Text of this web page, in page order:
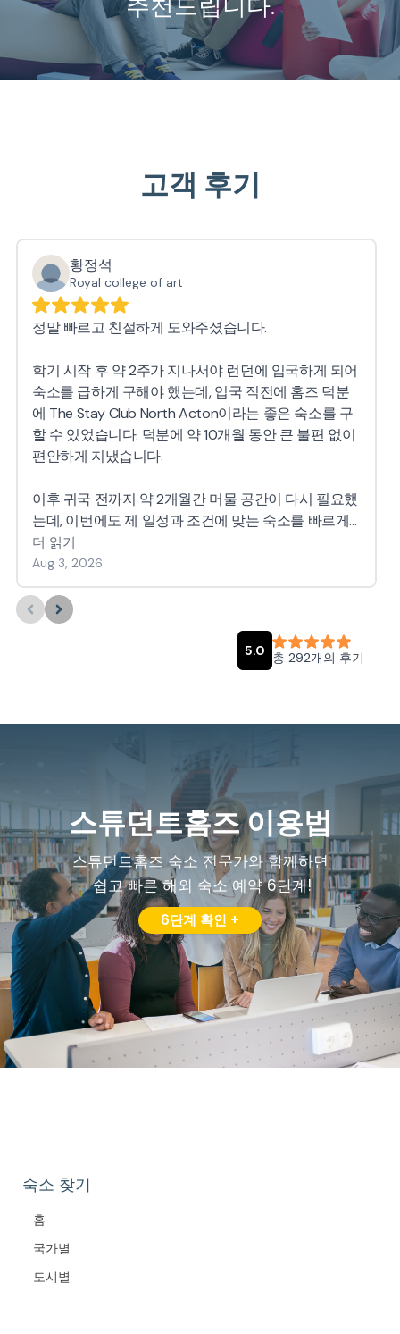
고객 후기
스튜던트홈즈 이용법
스튜던트홈즈 숙소 전문가와 함께하면
쉽고 빠른 해외 숙소 예약 6단계!
6단계 확인 +
숙소 찾기
홈
국가별
도시별